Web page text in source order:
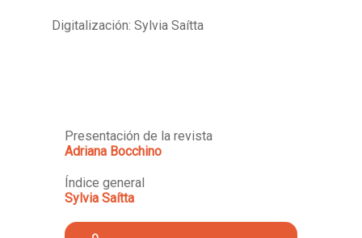
Digitalización: Sylvia Saítta
Presentación de la revista
Adriana Bocchino
Índice general
Sylvia Saítta